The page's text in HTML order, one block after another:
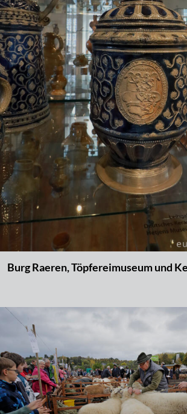
Burg Raeren, Töpfereimuseum und